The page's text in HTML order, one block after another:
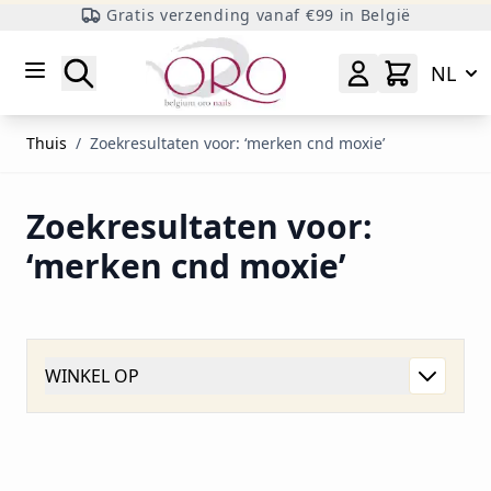
Gratis verzending vanaf €99 in België
Zoeken
NL
Thuis / Zoekresultaten voor: ‘merken cnd moxie’
Zoekresultaten voor:
‘merken cnd moxie’
WINKEL OP